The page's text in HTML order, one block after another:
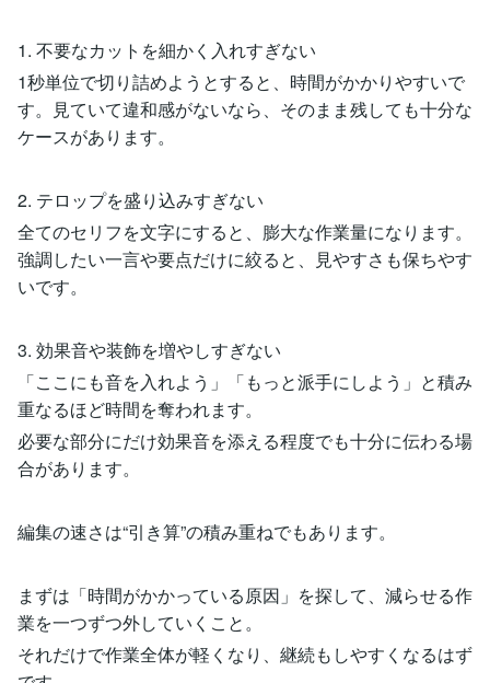
1. 不要なカットを細かく入れすぎない
1秒単位で切り詰めようとすると、時間がかかりやすいで
す。見ていて違和感がないなら、そのまま残しても十分な
ケースがあります。
2. テロップを盛り込みすぎない
全てのセリフを文字にすると、膨大な作業量になります。
強調したい一言や要点だけに絞ると、見やすさも保ちやす
いです。
3. 効果音や装飾を増やしすぎない
「ここにも音を入れよう」「もっと派手にしよう」と積み
重なるほど時間を奪われます。
必要な部分にだけ効果音を添える程度でも十分に伝わる場
合があります。
編集の速さは“引き算”の積み重ねでもあります。
まずは「時間がかかっている原因」を探して、減らせる作
業を一つずつ外していくこと。
それだけで作業全体が軽くなり、継続もしやすくなるはず